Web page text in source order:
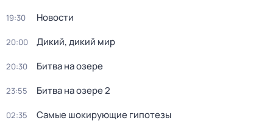
19:30 Новости
20:00 Дикий, дикий мир
20:30 Битва на озере
23:55 Битва на озере 2
02:35 Самые шoкиpующие гипотезы